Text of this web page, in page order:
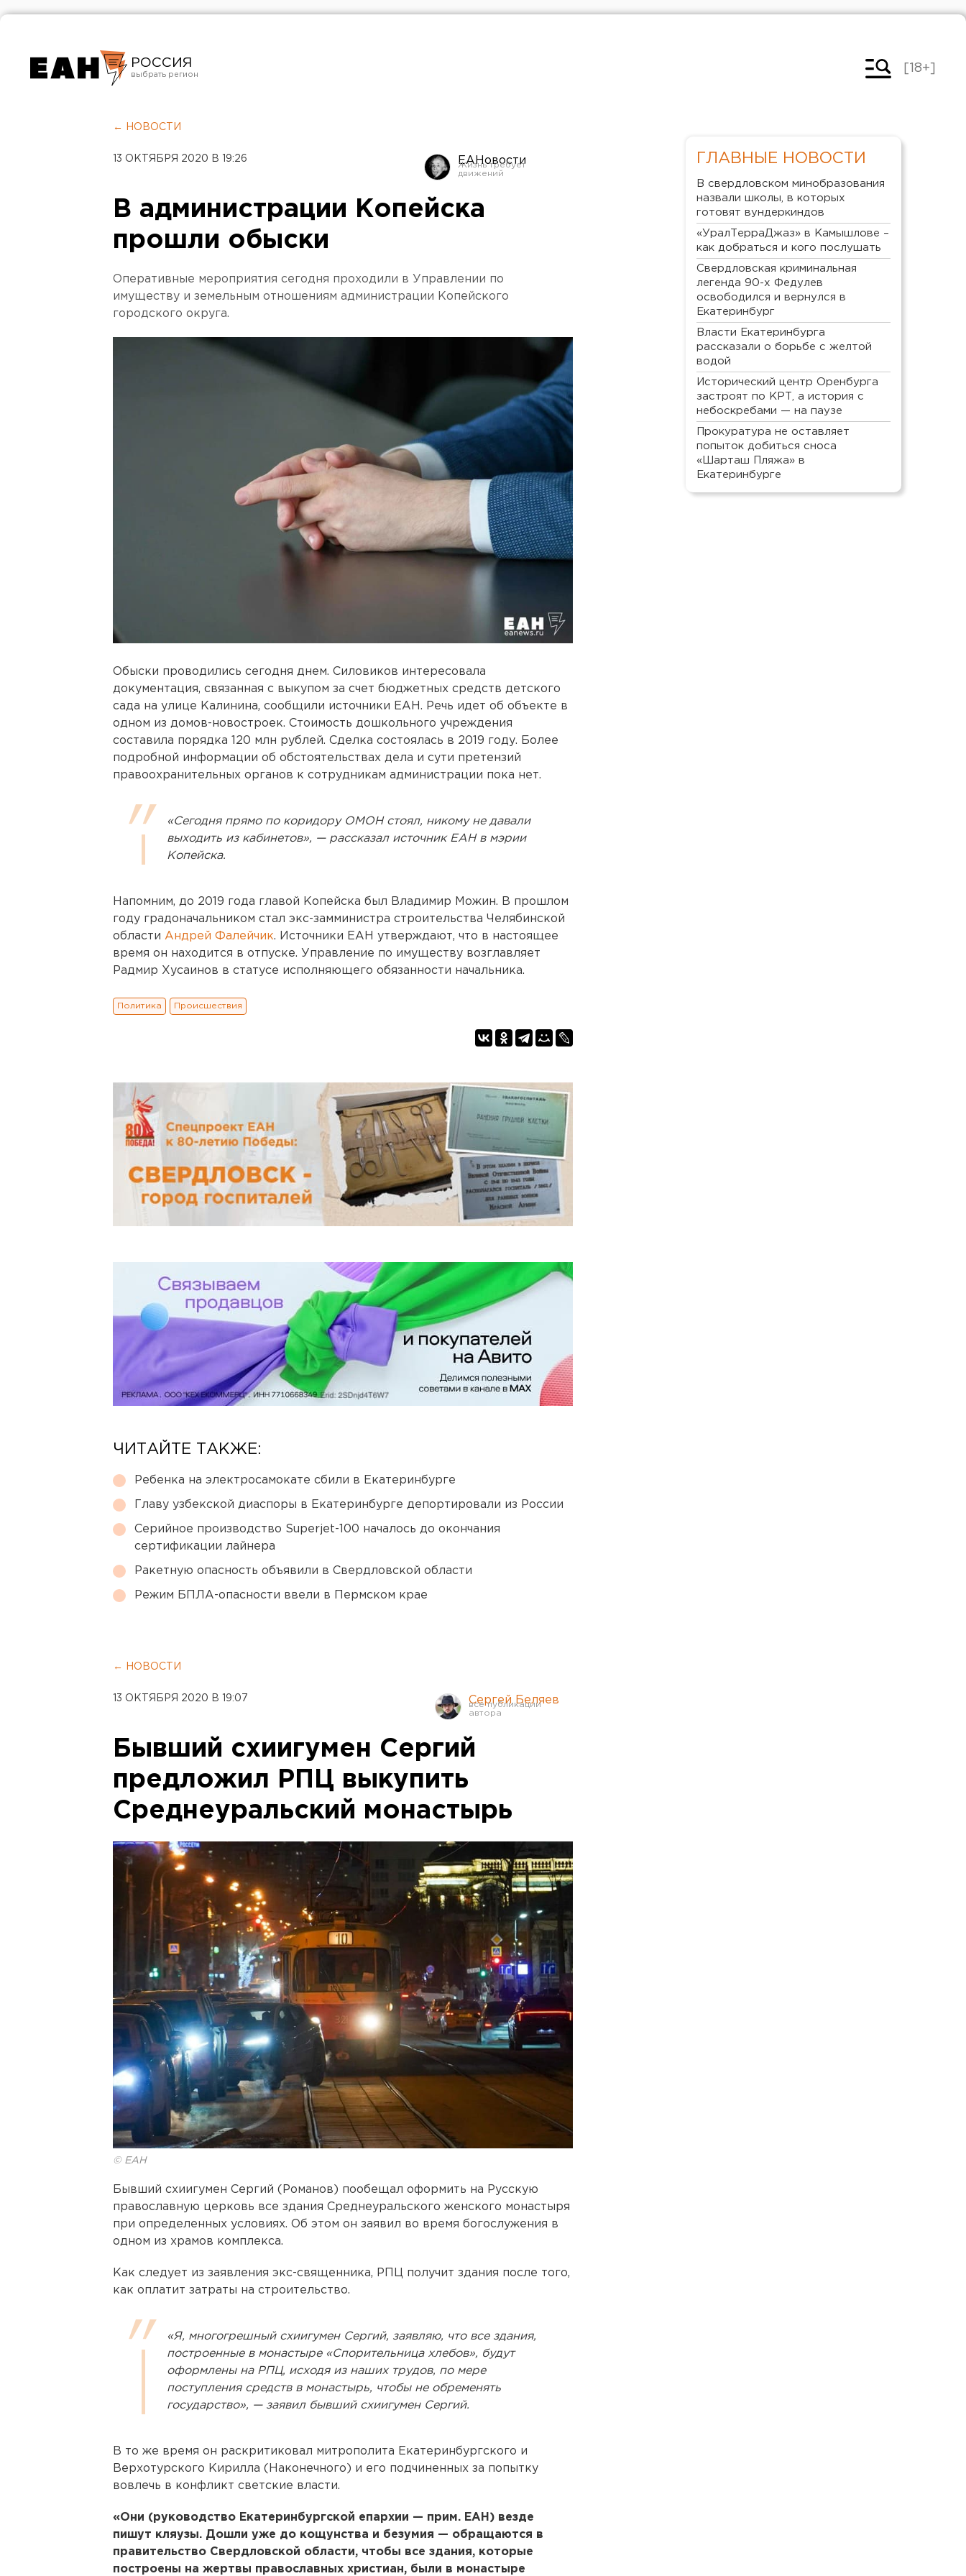
РОССИЯ
Челябинск
[18+]
← НОВОСТИ
13 ОКТЯБРЯ 2020 В 19:26 ЕАНовости
В администрации Копейска
прошли обыски
Оперативные мероприятия сегодня проходили в Управлении по
имуществу и земельным отношениям администрации Копейского
городского округа.
Обыски проводились сегодня днем. Силовиков интересовала
документация, связанная с выкупом за счет бюджетных средств детского
сада на улице Калинина, сообщили источники ЕАН. Речь идет об объекте в
одном из домов-новостроек. Стоимость дошкольного учреждения
составила порядка 120 млн рублей. Сделка состоялась в 2019 году. Более
подробной информации об обстоятельствах дела и сути претензий
правоохранительных органов к сотрудникам администрации пока нет.
«Сегодня прямо по коридору ОМОН стоял, никому не давали
выходить из кабинетов», — рассказал источник ЕАН в мэрии
Копейска.
Напомним, до 2019 года главой Копейска был Владимир Можин. В прошлом
году градоначальником стал экс-замминистра строительства Челябинской
области Андрей Фалейчик. Источники ЕАН утверждают, что в настоящее
время он находится в отпуске. Управление по имуществу возглавляет
Радмир Хусаинов в статусе исполняющего обязанности начальника.
Политика Происшествия
ЧИТАЙТЕ ТАКЖЕ:
Ребенка на электросамокате сбили в Екатеринбурге
Главу узбекской диаспоры в Екатеринбурге депортировали из России
Серийное производство Superjet-100 началось до окончания
сертификации лайнера
Ракетную опасность объявили в Свердловской области
Режим БПЛА-опасности ввели в Пермском крае
← НОВОСТИ
13 ОКТЯБРЯ 2020 В 19:07 Сергей Беляев
Бывший схиигумен Сергий
предложил РПЦ выкупить
Среднеуральский монастырь
© ЕАН
Бывший схиигумен Сергий (Романов) пообещал оформить на Русскую
православную церковь все здания Среднеуральского женского монастыря
при определенных условиях. Об этом он заявил во время богослужения в
одном из храмов комплекса.
Как следует из заявления экс-священника, РПЦ получит здания после того,
как оплатит затраты на строительство.
«Я, многогрешный схиигумен Сергий, заявляю, что все здания,
построенные в монастыре «Спорительница хлебов», будут
оформлены на РПЦ, исходя из наших трудов, по мере
поступления средств в монастырь, чтобы не обременять
государство», — заявил бывший схиигумен Сергий.
В то же время он раскритиковал митрополита Екатеринбургского и
Верхотурского Кирилла (Наконечного) и его подчиненных за попытку
вовлечь в конфликт светские власти.
«Они (руководство Екатеринбургской епархии — прим. ЕАН) везде
пишут кляузы. Дошли уже до кощунства и безумия — обращаются в
правительство Свердловской области, чтобы все здания, которые
построены на жертвы православных христиан, были в монастыре
ГЛАВНЫЕ НОВОСТИ
В свердловском минобразования
назвали школы, в которых
готовят вундеркиндов
«УралТерраДжаз» в Камышлове –
как добраться и кого послушать
Свердловская криминальная
легенда 90-х Федулев
освободился и вернулся в
Екатеринбург
Власти Екатеринбурга
рассказали о борьбе с желтой
водой
Исторический центр Оренбурга
застроят по КРТ, а история с
небоскребами — на паузе
Прокуратура не оставляет
попыток добиться сноса
«Шарташ Пляжа» в
Екатеринбурге